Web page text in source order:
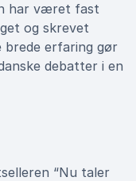
har været fast
og skrevet
brede erfaring gør
debatter i en
“Nu taler